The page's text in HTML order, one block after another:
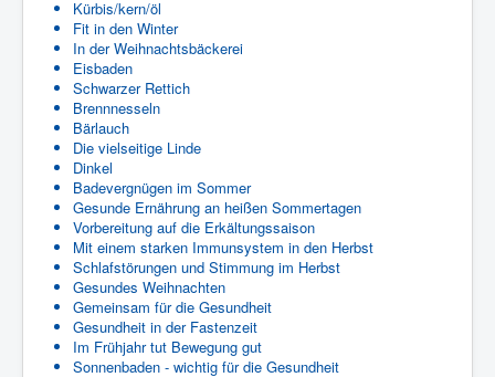
Kürbis/kern/öl
Fit in den Winter
In der Weihnachtsbäckerei
Eisbaden
Schwarzer Rettich
Brennnesseln
Bärlauch
Die vielseitige Linde
Dinkel
Badevergnügen im Sommer
Gesunde Ernährung an heißen Sommertagen
Vorbereitung auf die Erkältungssaison
Mit einem starken Immunsystem in den Herbst
Schlafstörungen und Stimmung im Herbst
Gesundes Weihnachten
Gemeinsam für die Gesundheit
Gesundheit in der Fastenzeit
Im Frühjahr tut Bewegung gut
Sonnenbaden - wichtig für die Gesundheit